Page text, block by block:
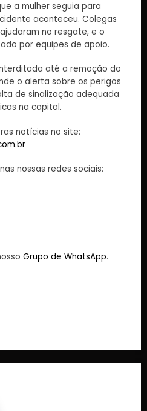
a mulher seguia para
aconteceu. Colegas
no resgate, e o
por equipes de apoio.
até a remoção do
o alerta sobre os perigos
de sinalização adequada
na capital.
notícias no site:
nossas redes sociais:
Grupo de WhatsApp.